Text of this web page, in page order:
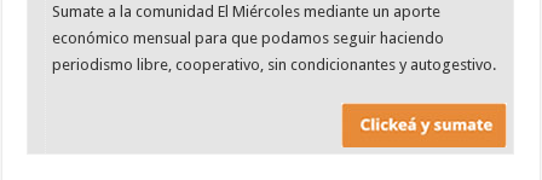
Sumate a la comunidad El Miércoles mediante un aporte
económico mensual para que podamos seguir haciendo
periodismo libre, cooperativo, sin condicionantes y autogestivo.